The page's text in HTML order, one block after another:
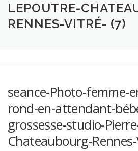
MON HISTOIRE
LEPOUTRE-
RENNES-VITRÉ- (7)
seance-Photo-femme-
rond-en-attendant-
grossesse-studio-
Chateaubourg-